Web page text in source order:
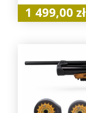
1 499,00 zł